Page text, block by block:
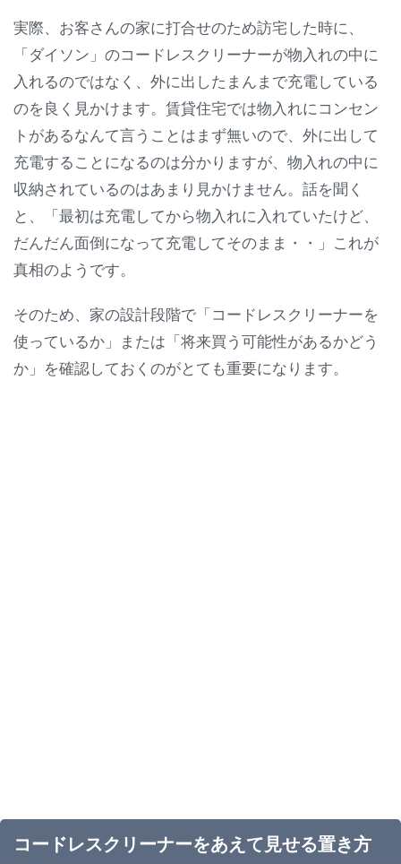
実際、お客さんの家に打合せのため訪宅した時に、
「ダイソン」のコードレスクリーナーが物入れの中に
入れるのではなく、外に出したまんまで充電している
のを良く見かけます。賃貸住宅では物入れにコンセン
トがあるなんて言うことはまず無いので、外に出して
充電することになるのは分かりますが、物入れの中に
収納されているのはあまり見かけません。話を聞く
と、「最初は充電してから物入れに入れていたけど、
だんだん面倒になって充電してそのまま・・」これが
真相のようです。
そのため、家の設計段階で「コードレスクリーナーを
使っているか」または「将来買う可能性があるかどう
か」を確認しておくのがとても重要になります。
コードレスクリーナーをあえて見せる置き方